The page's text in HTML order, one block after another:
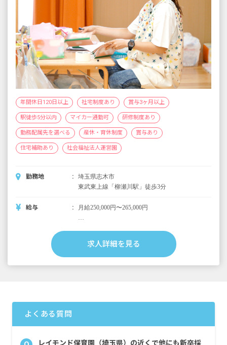
年間休日120日以上 社宅制度あり 賞与3ヶ月以上
駅徒歩5分以内 マイカー通勤可 研修制度あり
勤務配属先を選べる 産休・育休制度 賞与あり
住宅補助あり 社会福祉法人運営園
勤務地
埼玉県志木市
東武東上線「柳瀬川駅」徒歩3分
給与 月給250,000円〜265,000円
賞与年2回 約4カ月（7月・12月）
行事手当 3,000円～10,000円
2年目 3,468,000円
求人詳細を見る
よくある質問
レイモンド保育園（埼玉県）の近くで他にも新卒採